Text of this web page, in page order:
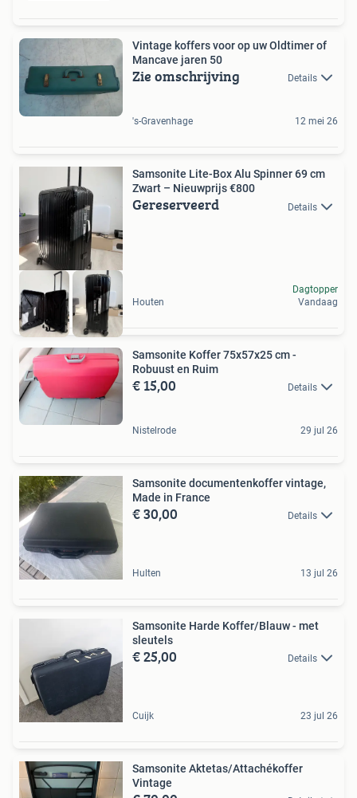
Vintage koffers voor op uw Oldtimer of
Mancave jaren 50
Zie omschrijving Details
's-Gravenhage 12 mei 26
Samsonite Lite-Box Alu Spinner 69 cm
Zwart – Nieuwprijs €800
Gereserveerd Details
Houten
Dagtopper
Vandaag
Samsonite Koffer 75x57x25 cm -
Robuust en Ruim
€ 15,00 Details
Nistelrode 29 jul 26
Samsonite documentenkoffer vintage,
Made in France
€ 30,00 Details
Hulten 13 jul 26
Samsonite Harde Koffer/Blauw - met
sleutels
€ 25,00 Details
Cuijk 23 jul 26
Samsonite Aktetas/Attachékoffer
Vintage